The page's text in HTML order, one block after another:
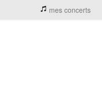
mes concerts